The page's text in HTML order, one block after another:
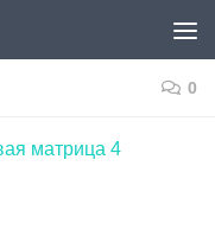
0
матрица 4